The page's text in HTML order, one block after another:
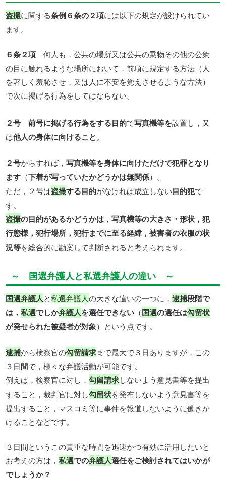
盗撮に関する条例６条の２項には以下の規定が設けられてい
ます。
６条２項 何人も，公共の場所又は公共の乗物その他の公衆
の目に触れるような場所において，前項に規定する方法（人
を著しく羞恥させ，又は人に不安を覚えさせるような方法）
で次に掲げる行為をしてはならない。
２号 前号に掲げる行為をする目的で写真機等を設置し，又
は他人の身体に向けること。
２号からすれば，写真機等を身体に向けただけで犯罪となり
ます （下着が写っていたかどうかは無関係）。
ただ，２号は盗撮する目的がなければ成立しない目的犯で
す。
盗撮の目的があるかどうかは ，写真機等の大きさ・形状，犯
行態様，犯行場所，犯行までに至る経緯，被害者の衣服の状
況等を総合的に勘案して判断されると考えられます。
～ 国選弁護人と私選弁護人の違い ～
国選弁護人と私選弁護人の大きな違いの一つに，逮捕段階で
は，私選でしか弁護人を選任できない （国選の選任は勾留状
が発せられた被疑者が対象）という点です。
逮捕から検察官の勾留請求まで最大で３日ありますが，この
３日間で，様々な弁護活動が可能です。
例えば，検察官に対し，勾留請求しないよう意見書等を提出
すること，裁判官に対し勾留状を発布しないよう意見書等を
提出すること，マスコミ等に事件を報道しないように働きか
けることなどです。
３日間というこの貴重な時間を迅速かつ有効に活用したいと
お考えの方は，私選での弁護人選任をご検討されてはいかが
でしょうか？